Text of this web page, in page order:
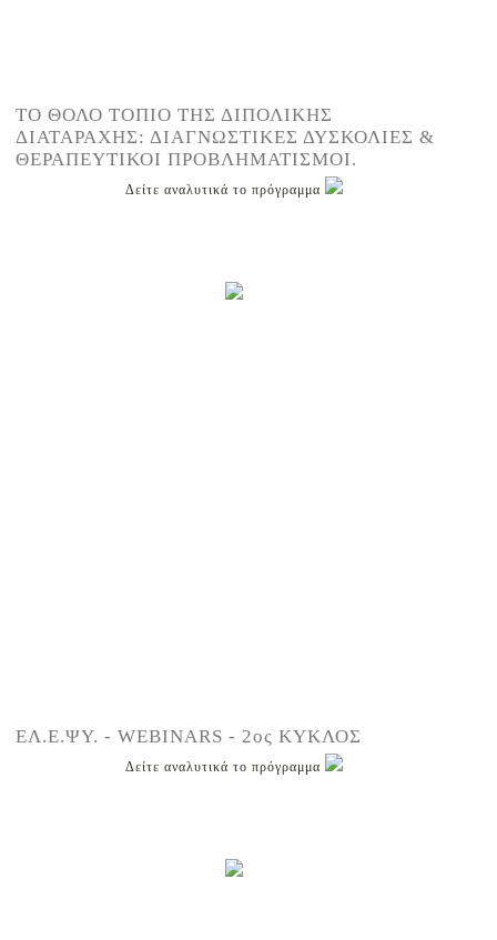
ΤΟ ΘΟΛΟ ΤΟΠΙΟ ΤΗΣ ΔΙΠΟΛΙΚΗΣ
ΔΙΑΤΑΡΑΧΗΣ: ΔΙΑΓΝΩΣΤΙΚΕΣ ΔΥΣΚΟΛΙΕΣ &
ΘΕΡΑΠΕΥΤΙΚΟΙ ΠΡΟΒΛΗΜΑΤΙΣΜΟΙ.
Δείτε αναλυτικά το πρόγραμμα
ΕΛ.Ε.ΨΥ. - WEBINARS - 2ος ΚΥΚΛΟΣ
Δείτε αναλυτικά το πρόγραμμα